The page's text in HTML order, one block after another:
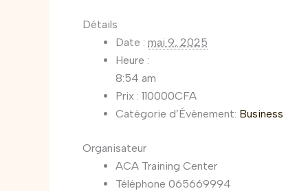
Détails
Date : mai 9, 2025
Heure :
8:54 am
Prix : 110000CFA
Catégorie d’Évènement: Business
Organisateur
ACA Training Center
Téléphone 065669994